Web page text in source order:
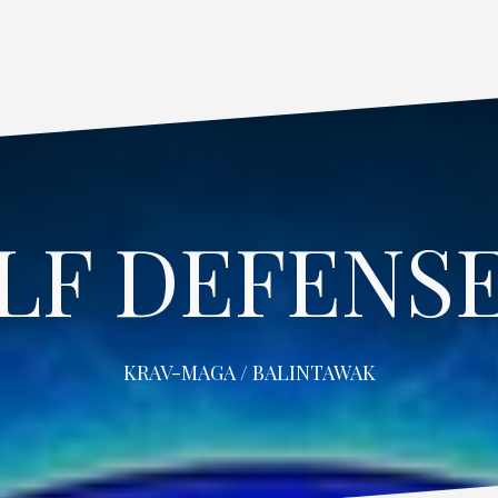
KRAV-MAGA / BALINTAWAK